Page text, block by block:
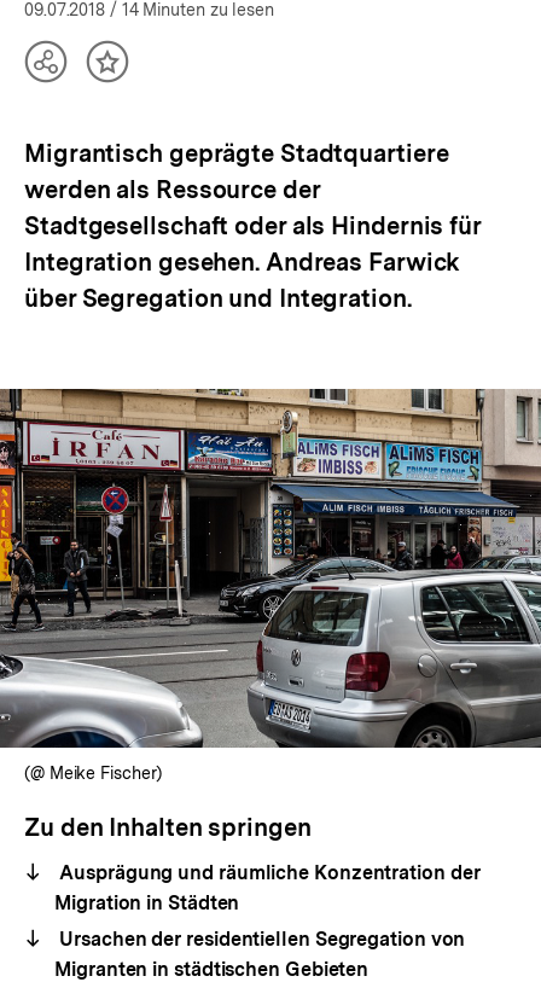
öffnen
09.07.2018 / 14 Minuten zu lesen
TeilenInhalt
Migrantisch geprägte Stadtquartiere
werden als Ressource der
Stadtgesellschaft oder als Hindernis für
Integration gesehen. Andreas Farwick
über Segregation und Integration.
(@ Meike Fischer)
Zu den Inhalten springen
Ausprägung und räumliche Konzentration der
Migration in Städten
Ursachen der residentiellen Segregation von
Migranten in städtischen Gebieten